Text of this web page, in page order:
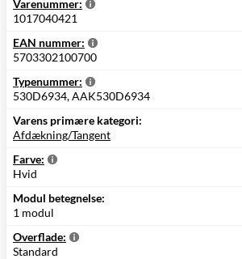
Varenummer:
1017040421
EAN nummer:
5703302100700
Typenummer:
530D6934, AAK530D6934
Varens primære kategori:
Afdækning/Tangent
Farve:
Hvid
Modul betegnelse:
1 modul
Overflade:
Standard